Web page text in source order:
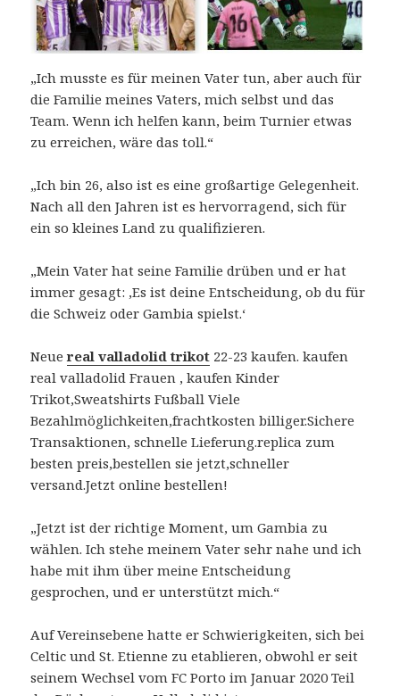
„Ich musste es für meinen Vater tun, aber auch für
die Familie meines Vaters, mich selbst und das
Team. Wenn ich helfen kann, beim Turnier etwas
zu erreichen, wäre das toll.“
„Ich bin 26, also ist es eine großartige Gelegenheit.
Nach all den Jahren ist es hervorragend, sich für
ein so kleines Land zu qualifizieren.
„Mein Vater hat seine Familie drüben und er hat
immer gesagt: ‚Es ist deine Entscheidung, ob du für
die Schweiz oder Gambia spielst.‘
Neuereal valladolid trikot 22-23 kaufen. kaufen
real valladolid Frauen , kaufen Kinder
Trikot,Sweatshirts Fußball Viele
Bezahlmöglichkeiten,frachtkosten billiger.Sichere
Transaktionen, schnelle Lieferung.replica zum
besten preis,bestellen sie jetzt,schneller
versand.Jetzt online bestellen!
„Jetzt ist der richtige Moment, um Gambia zu
wählen. Ich stehe meinem Vater sehr nahe und ich
habe mit ihm über meine Entscheidung
gesprochen, und er unterstützt mich.“
Auf Vereinsebene hatte er Schwierigkeiten, sich bei
Celtic und St. Etienne zu etablieren, obwohl er seit
seinem Wechsel vom FC Porto im Januar 2020 Teil